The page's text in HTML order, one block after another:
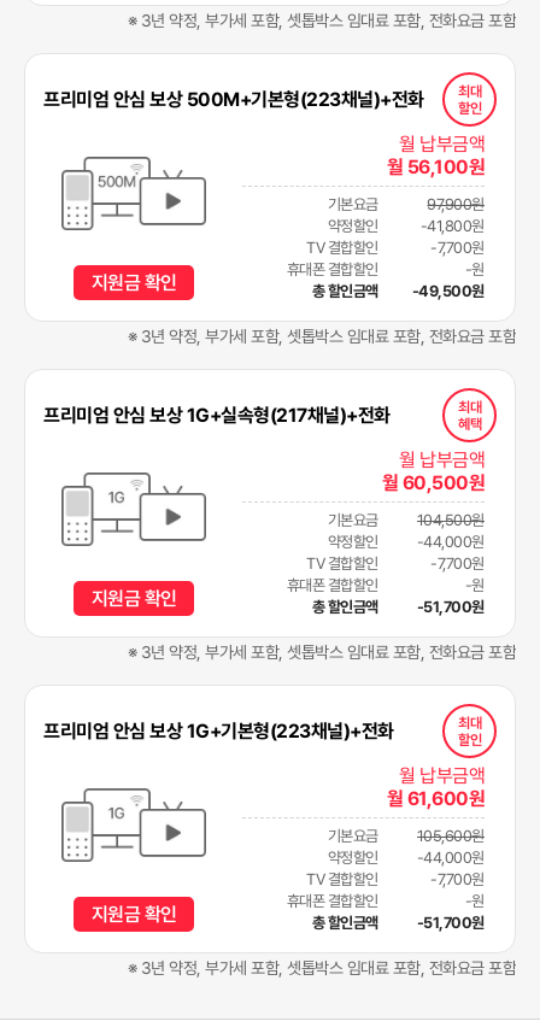
※ 3년 약정, 부가세 포함, 셋톱박스 임대료 포함, 전화요금 포함
프리미엄 안심 보상 500M+기본형(223채널)+전화
최대
할인
지원금 확인
월 납부금액
월 56,100원
기본요금
약정할인
TV 결합할인
휴대폰 결합할인
총 할인금액
97,900원
-41,800원
-7,700원
-원
-49,500원
※ 3년 약정, 부가세 포함, 셋톱박스 임대료 포함, 전화요금 포함
프리미엄 안심 보상 1G+실속형(217채널)+전화
최대
혜택
지원금 확인
월 납부금액
월 60,500원
기본요금
약정할인
TV 결합할인
휴대폰 결합할인
총 할인금액
104,500원
-44,000원
-7,700원
-원
-51,700원
※ 3년 약정, 부가세 포함, 셋톱박스 임대료 포함, 전화요금 포함
프리미엄 안심 보상 1G+기본형(223채널)+전화
최대
할인
지원금 확인
월 납부금액
월 61,600원
기본요금
약정할인
TV 결합할인
휴대폰 결합할인
총 할인금액
105,600원
-44,000원
-7,700원
-원
-51,700원
※ 3년 약정, 부가세 포함, 셋톱박스 임대료 포함, 전화요금 포함